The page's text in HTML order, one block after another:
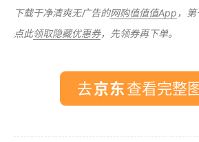
下载干净清爽无广告的网购值值值App ，
点此领取隐藏优惠券，先领券再下单。
去 查看完整